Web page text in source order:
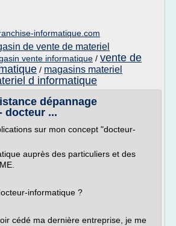
informatique.com
de vente de materiel
vente informatique / vente de
/ magasins materiel
d informatique
dépannage
docteur ...
sur mon concept "docteur-
auprès des particuliers et des
informatique ?
cédé ma dernière entreprise, je me